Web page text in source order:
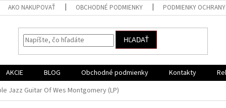
AKO NAKUPOVAŤ OBCHODNÉ PODMIENKY PODMIENKY
HĽADAŤ
AKCIE BLOG Obchodné podmienky Kontakty
Jazz Guitar Of Wes Montgomery (LP)